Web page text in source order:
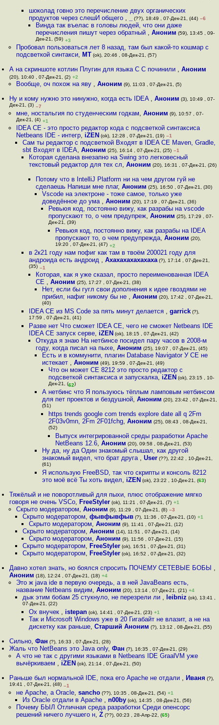
шоколад говно это перечисление двух органических
продуктов через слешИ общего , (??), 18:49 , 07-Дек-21, (44) –6
Винда так въелас в головы людей, что они даже
перечисления пишут через обратный , Аноним (59), 13:45 , 09-
Дек-21, (59) +3
Пробовал пользоваться лет 8 назад, там был какой-то кошмар с
подсветкой синтакси, MT (ok), 20:46 , 08-Дек-21, (57)
А на скриншоте котлин Плугин для языка C C починили ,Аноним
(20), 10:40 , 07-Дек-21, (2) +2
Вообще, оч похож на яву , Аноним (9), 11:03 , 07-Дек-21, (5)
Ну и кому нужно это нинужно, когда есть IDEA ,Аноним (3), 10:49 , 07-
Дек-21, (3) –7
мне, ностальгия по студенческим годкам, Аноним (9), 10:57 , 07-
Дек-21, (4) +1
IDEA CE - это просто редактор кода с подсветкой синтаксиса
Netbeans IDE - интегр, iZEN (ok), 12:28 , 07-Дек-21, (19) –1
Сам ты редактор с подсветкой Входят в IDEA CE Maven, Gradle,
sbt Входят в IDEA, Аноним (25), 16:14 , 07-Дек-21, (25) –1
Которая сделана внезапно на Swing это легковесный
текстовый редактор для тех сл,Аноним (20), 16:31 , 07-Дек-21, (26)
Потому что в IntelliJ Platform ни на чем другом гуй не
сделаешь Напиши мне плаг, Аноним (25), 16:50 , 07-Дек-21, (30)
Vscode на электроне - тоже самое, только уже
доведённое до ума , Аноним (20), 17:19 , 07-Дек-21, (36)
Ревьюя код, постоянно вижу, как разрабы на vscode
пропускают то, о чем предупреж,Аноним (25), 17:29 , 07-
Дек-21, (39)
Ревьюя код, постоянно вижу, как разрабы на IDEA
пропускают то, о чем предупрежда, Аноним (20),
19:20 , 07-Дек-21, (47) +2
в 2к21 году нам пофиг как там в твоём 200021 году для
андроида есть андроид ,Ахахахахахахаха (?), 17:14 , 07-Дек-21,
(35) –1
Которая, как я уже сказал, просто переименованная IDEA
CE , Аноним (25), 17:27 , 07-Дек-21, (38)
Нет, если бы гугл свои дополнения к идее гвоздями не
прибил, нафиг никому бы не , Аноним (20), 17:42 , 07-Дек-21,
(40)
IDEA CE из MS Code за пять минут делается ,garrick (?),
17:59 , 07-Дек-21, (41)
Разве нет Что сможет IDEA CE, чего не сможет Netbeans IDE
IDEA CE запуск серве, iZEN (ok), 18:15 , 07-Дек-21, (42)
Откуда я знаю На нетбинсе посидел пару часов в 2008-м
году, когда писал на пыхе, Аноним (25), 19:07 , 07-Дек-21, (45)
Есть и в коммунити, плагин Database Navigator У CE не
истекает , Аноним (49), 19:59 , 07-Дек-21, (49)
Что он может CE 8212 это просто редактор с
подсветкой синтаксиса и запускалка, iZEN (ok), 23:15 , 10-
Дек-21, (62)
А нетбинс что Я пользуюсь тёплым ламповым нетбинсом
для пет проектов и бездушной, Аноним (20), 23:42 , 07-Дек-21,
(51)
https trends google com trends explore date all q 2Fm
2F03v0mn, 2Fm 2F01fchg,Аноним (25), 08:43 , 08-Дек-21,
(52)
Выпуск интегрированной среды разработки Apache
NetBeans 12.6, Аноним (20), 09:58 , 08-Дек-21, (53)
Ну да, ну да Один знакомый слышал, как другой
знакомый видел, что брат друга , User(??), 22:42 , 10-Дек-21,
(61)
Я использую FreeBSD, так что скрипты и консоль 8212
это моё всё Ты хоть видел, iZEN (ok), 23:22 , 10-Дек-21, (63)
Тяжёлый и не поворотливый для пыхи, плюс отображение мягко
говоря не очень VSCo, FreeStyler (ok), 11:21 , 07-Дек-21, (7) +1
Скрыто модератором, Аноним (9), 11:29 , 07-Дек-21, (8) –3
Скрыто модератором, фывфывфыв(?), 11:36 , 07-Дек-21, (10) +1
Скрыто модератором,Аноним (9), 11:41 , 07-Дек-21, (12)
Скрыто модератором, Аноним (14), 11:51 , 07-Дек-21, (14)
Скрыто модератором,Аноним (9), 11:56 , 07-Дек-21, (15)
Скрыто модератором, FreeStyler(ok), 16:51 , 07-Дек-21, (31)
Скрыто модератором, FreeStyler(ok), 16:52 , 07-Дек-21, (32)
Давно хотел знать, но боялся спросить ПОЧЕМУ СЕТЕВЫЕ БОБЫ ,
Аноним (18), 12:24 , 07-Дек-21, (18) +4
Это ж java ide в первую очередь, а в ней JavaBeans есть,
название Netbeans видим, Аноним (20), 13:14 , 07-Дек-21, (21) +4
дык этим бобам 25 стукнуло, не перезрели ли , leibniz (ok), 13:41 ,
07-Дек-21, (22)
Ох внучек , istepan (ok), 14:41 , 07-Дек-21, (23) +1
Так и Microsoft Windows уже в 20 Гигабайт не влазит, а не на
дискетку как раньше,Старший Аноним (?), 13:12 , 08-Дек-21, (55)
Сильно,Фан (?), 16:33 , 07-Дек-21, (28)
Жаль что NetBeans это Java only,Фан (?), 16:35 , 07-Дек-21, (29)
А что не так с другими языками в Netbeans IDE GraalVM уже
вычёркиваем , iZEN (ok), 21:14 , 07-Дек-21, (50)
Раньше был нормальной IDE, пока его Apache не отдали , Иваня (?),
19:41 , 07-Дек-21, (48) –1
не Apache, а Oracle, sancho(??), 10:35 , 08-Дек-21, (54) +1
Из Oracle отдали в Apache , n00by(ok), 14:35 , 08-Дек-21, (56)
Почему БЫЛ Отличная среда разработки Среди опенсорс
решений ничего лучшего н, Z(??), 00:23 , 28-Апр-22, (65)